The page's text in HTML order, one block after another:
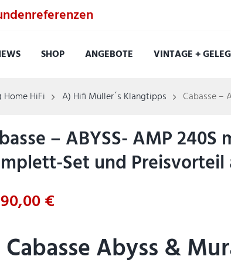
SHOP ANGEBOTE VINTAGE +
Home HiFi A) Hifi Müller´s Klangtipps Cabasse –
– ABYSS- AMP 240S
Set und Preisvorteil
€
Cabasse Abyss &